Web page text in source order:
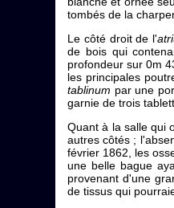
tombés de la
Le côté droit de l'
de bois qui
profondeur sur 0m
les principales
tablinum par une
garnie de trois
Quant à la salle qui
autres côtés ;
février 1862, les
une belle bague
provenant d'une
de tissus qui